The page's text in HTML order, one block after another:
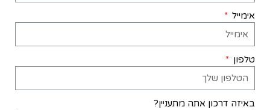
אימייל
טלפון
באיזה דרכון אתה מתעניין?